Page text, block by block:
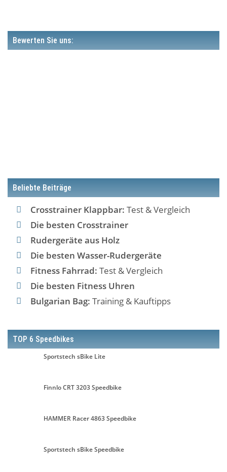
Bewerten Sie uns:
Beliebte Beiträge
Crosstrainer Klappbar: Test & Vergleich
Die besten Crosstrainer
Rudergeräte aus Holz
Die besten Wasser-Rudergeräte
Fitness Fahrrad: Test & Vergleich
Die besten Fitness Uhren
Bulgarian Bag: Training & Kauftipps
TOP 6 Speedbikes
Sportstech sBike Lite
Finnlo CRT 3203 Speedbike
HAMMER Racer 4863 Speedbike
Sportstech sBike Speedbike